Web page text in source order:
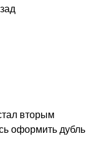
вторым
оформить дубль